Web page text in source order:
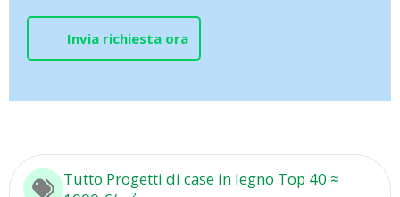
Invia richiesta ora
Tutto Progetti di case in legno Top 40 ≈